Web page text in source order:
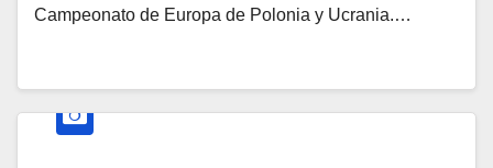
Campeonato de Europa de Polonia y Ucrania.…